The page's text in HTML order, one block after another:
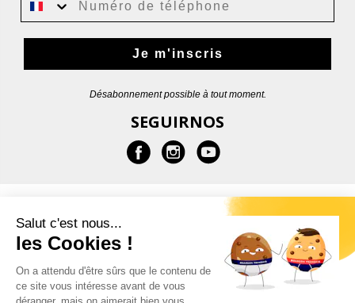
Je m'inscris
Désabonnement possible à tout moment.
SEGUIRNOS
AYUDA
Salut c'est nous...
les Cookies !
On a attendu d'être sûrs que le contenu de
ce site vous intéresse avant de vous